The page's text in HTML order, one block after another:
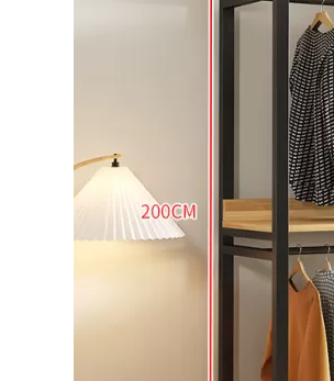
Thùng đựng gạo
Ray trượt – bản lề – tay nắm
Giá để bát đĩa đa năng
Giá để dao thớt
Kệ để chất tẩy rửa